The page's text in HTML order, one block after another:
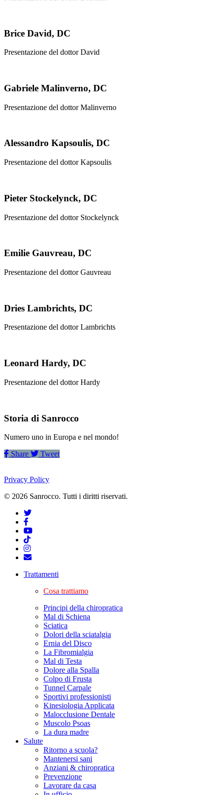
Brice David, DC
Presentazione del dottor David
Gabriele Malinverno, DC
Presentazione del dottor Malinverno
Alessandro Kapsoulis, DC
Presentazione del dottor Kapsoulis
Pieter Stockelynck, DC
Presentazione del dottor Stockelynck
Emilie Gauvreau, DC
Presentazione del dottor Gauvreau
Dries Lambrichts, DC
Presentazione del dottor Lambrichts
Leonard Hardy, DC
Presentazione del dottor Hardy
Storia di Sanrocco
Numero uno in Europa e nel mondo!
Share
Tweet
Privacy Policy
© 2026 Sanrocco. Tutti i diritti riservati.
Trattamenti
Cosa trattiamo
Principi della chiropratica
Mal di Schiena
Sciatica
Dolori della sciatalgia
Ernia del Disco
La Fibromialgia
Mal di Testa
Dolore alla Spalla
Colpo di Frusta
Tunnel Carpale
Sportivi professionisti
Kinesiologia Applicata
Malocclusione Dentale
Muscolo Psoas
La dura madre
Salute
Ritorno a scuola?
Mantenersi sani
Anziani & chiropratica
Prevenzione
Lavorare da casa